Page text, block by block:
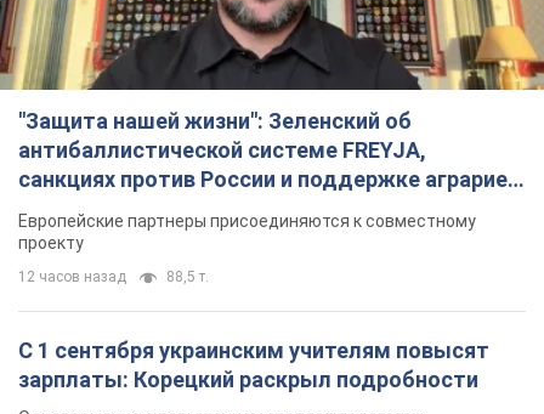
"Защита нашей жизни": Зеленский об
антибаллистической системе FREYJA,
санкциях против России и поддержке аграриев.
Видео
Европейские партнеры присоединяются к совместному
проекту
12 часов назад 88,5 т.
С 1 сентября украинским учителям повысят
зарплаты: Корецкий раскрыл подробности